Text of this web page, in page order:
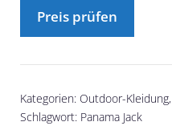
Preis prüfen
Kategorien: Outdoor-Kleidung,
Schlagwort: Panama Jack